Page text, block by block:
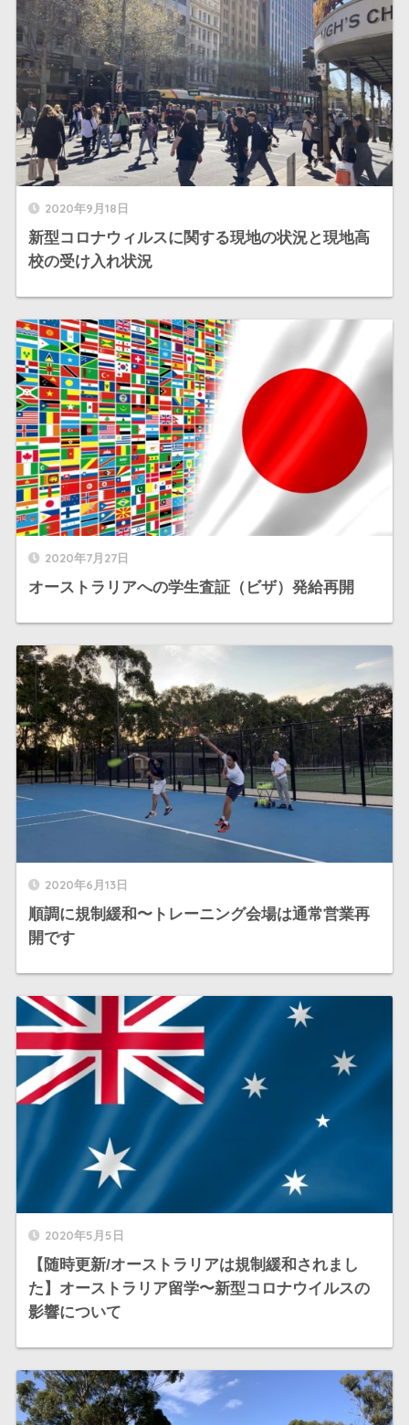
2020年9月18日
新型コロナウィルスに関する現地の状況と現地高
校の受け入れ状況
2020年7月27日
オーストラリアへの学生査証（ビザ）発給再開
2020年6月13日
順調に規制緩和〜トレーニング会場は通常営業再
開です
2020年5月5日
【随時更新/オーストラリアは規制緩和されまし
た】オーストラリア留学〜新型コロナウイルスの
影響について